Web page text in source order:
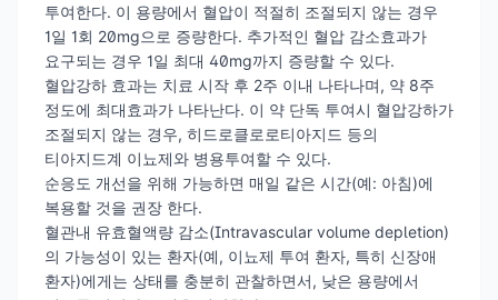
투여한다. 이 용량에서 혈압이 적절히 조절되지 않는 경우
1일 1회 20mg으로 증량한다. 추가적인 혈압 감소효과가
요구되는 경우 1일 최대 40mg까지 증량할 수 있다.
혈압강하 효과는 치료 시작 후 2주 이내 나타나며, 약 8주
정도에 최대효과가 나타난다. 이 약 단독 투여시 혈압강하가
조절되지 않는 경우, 히드로클로로티아지드 등의
티아지드계 이뇨제와 병용투여할 수 있다.
순응도 개선을 위해 가능하면 매일 같은 시간(예: 아침)에
복용할 것을 권장 한다.
혈관내 유효혈액량 감소(Intravascular volume depletion)
의 가능성이 있는 환자(예, 이뇨제 투여 환자, 특히 신장애
환자)에게는 상태를 충분히 관찰하면서, 낮은 용량에서